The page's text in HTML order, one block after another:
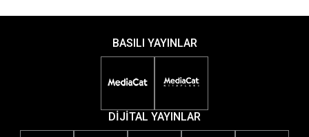
BASILI YAYINLAR
DİJİTAL YAYINLAR